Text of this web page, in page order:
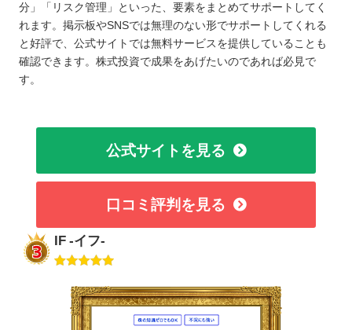
分」「リスク管理」といった、要素をまとめてサポートしてく
れます。掲示板やSNSでは無理のない形でサポートしてくれる
と好評で、公式サイトでは無料サービスを提供していることも
確認できます。株式投資で成果をあげたいのであれば必見で
す。
公式サイトを見る
口コミ評判を見る
IF -イフ-